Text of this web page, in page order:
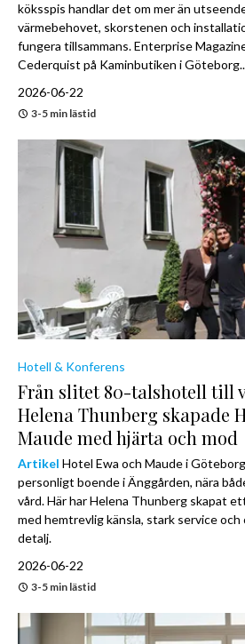
köksspis handlar det om mer än
värmebehovet, skorstenen och
fungera tillsammans. Enterprise
Cederquist på Kaminbutiken i
2026-06-22
3-5 min lästid
Hotell & Konferens
Från slitet 80-talshotell till
Helena Thunberg skapade
Maude med hjärta och mod
Artikel Hotel Ewa och Maude i
personligt boende i Änggården, nära
vård. Här har Helena Thunberg skapat
med hemtrevlig känsla, stark service och
detalj.
2026-06-22
3-5 min lästid